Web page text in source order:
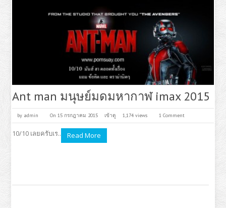
Ant man มนุษย์มดมหากาฬ imax 2015
by admin On 15 กรกฎาคม 2015 เข้าดู 1,174 views 1 Comment
10/10 เลยครับเร.. Read More